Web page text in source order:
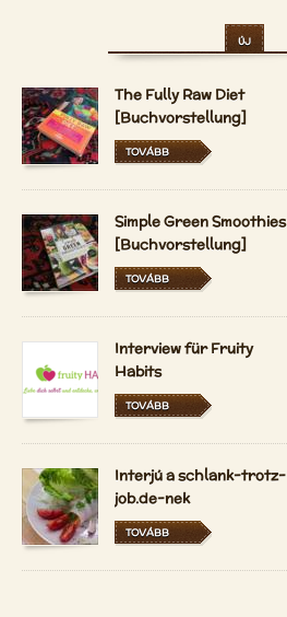
ÚJ
The Fully Raw Diet
[Buchvorstellung]
TOVÁBB
Simple Green Smoothies
[Buchvorstellung]
TOVÁBB
Interview für Fruity
Habits
TOVÁBB
Interjú a schlank-trotz-
job.de-nek
TOVÁBB